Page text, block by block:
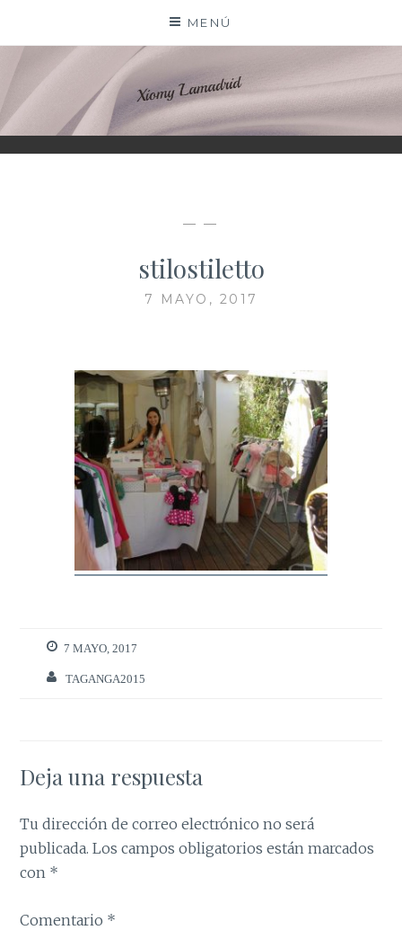
contenido
MENÚ
XIOMY LAMADRID
— —
stilostiletto
7 MAYO, 2017
7 MAYO, 2017
TAGANGA2015
Deja una respuesta
Tu dirección de correo electrónico no será
publicada. Los campos obligatorios están marcados
con *
Comentario *